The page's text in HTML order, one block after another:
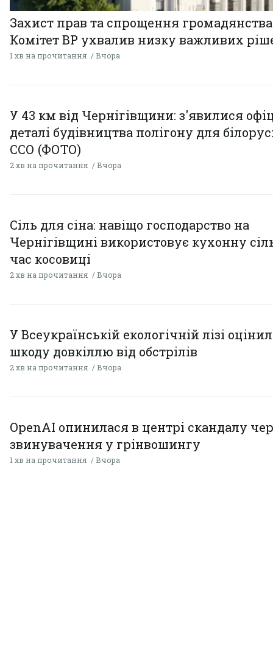
Захист прав та спрощення
Комітет ВР ухвалив низку важливих
1 хв на прочитання Вчора
У 43 км від Чернігівщини: з'явилися
деталі будівництва полігону для
ССО (ФОТО)
2 хв на прочитання Вчора
Сіль для сіна: навіщо господарство на
Чернігівщині використовує кухонну
час косовиці
2 хв на прочитання Вчора
У Всеукраїнській екологічній лізі
шкоду довкіллю від обстрілів
2 хв на прочитання Вчора
OpenAI опинилася в центрі скандалу
звинувачення у грінвошингу
1 хв на прочитання Вчора